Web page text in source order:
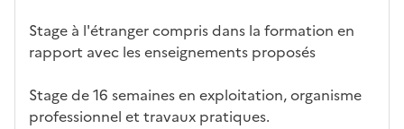
Stage à l'étranger compris dans la formation en
rapport avec les enseignements proposés
Stage de 16 semaines en exploitation, organisme
professionnel et travaux pratiques.